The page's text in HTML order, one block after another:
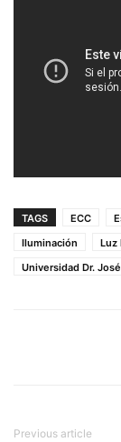
TAGS ECC
Iluminación
Luz
Universidad Dr.
Previous article